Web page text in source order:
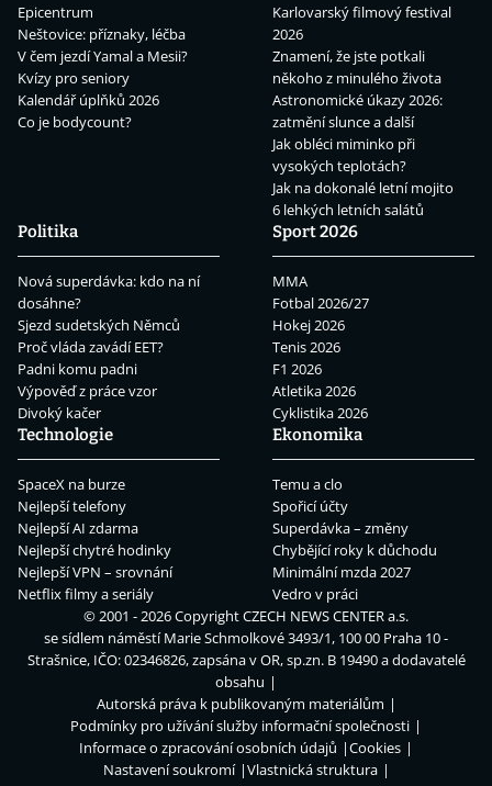
Epicentrum
Neštovice: příznaky, léčba
V čem jezdí Yamal a Mesii?
Kvízy pro seniory
Kalendář úplňků 2026
Co je bodycount?
Karlovarský filmový festival
2026
Znamení, že jste potkali
někoho z minulého života
Astronomické úkazy 2026:
zatmění slunce a další
Jak obléci miminko při
vysokých teplotách?
Jak na dokonalé letní mojito
6 lehkých letních salátů
Politika
Nová superdávka: kdo na ní
dosáhne?
Sjezd sudetských Němců
Proč vláda zavádí EET?
Padni komu padni
Výpověď z práce vzor
Divoký kačer
Sport 2026
MMA
Fotbal 2026/27
Hokej 2026
Tenis 2026
F1 2026
Atletika 2026
Cyklistika 2026
Technologie
SpaceX na burze
Nejlepší telefony
Nejlepší AI zdarma
Nejlepší chytré hodinky
Nejlepší VPN – srovnání
Netflix filmy a seriály
Ekonomika
Temu a clo
Spořicí účty
Superdávka – změny
Chybějící roky k důchodu
Minimální mzda 2027
Vedro v práci
© 2001 - 2026 CopyrightCZECH NEWS CENTER a.s.
se sídlem náměstí Marie Schmolkové 3493/1, 100 00 Praha 10 -
Strašnice, IČO: 02346826, zapsána v OR, sp.zn. B 19490 a dodavatelé
obsahu
Autorská práva k publikovaným materiálům
Podmínky pro užívání služby informační společnosti
Informace o zpracování osobních údajů
Cookies
Nastavení soukromí
Vlastnická struktura